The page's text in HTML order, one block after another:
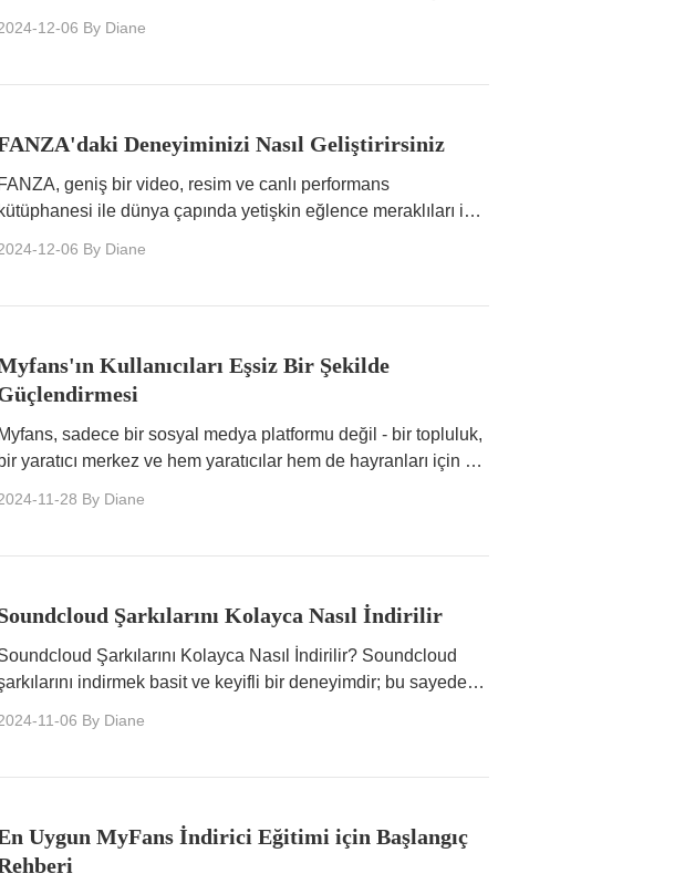
12-06 By Diane
Deneyiminizi Nasıl Geliştirirsiniz
FANZA, geniş bir video, resim ve canlı performans
kütüphanesi ile dünya çapında yetişkin eğlence meraklıları için
12-06 By Diane
Kullanıcıları Eşsiz Bir Şekilde
Myfans, sadece bir sosyal medya platformu değil - bir topluluk,
bir yaratıcı merkez ve hem yaratıcılar hem de hayranları için bir
11-28 By Diane
Şarkılarını Kolayca Nasıl İndirilir
Şarkılarını Kolayca Nasıl İndirilir? Soundcloud
indirmek basit ve keyifli bir deneyimdir; bu sayede
11-06 By Diane
Uygun MyFans İndirici Eğitimi için Başlangıç